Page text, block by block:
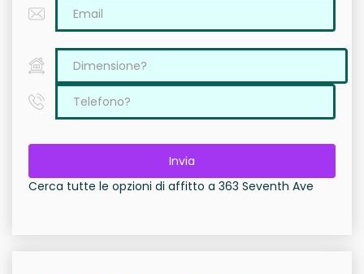
Invia
Cerca tutte le opzioni di affitto a 363 Seventh Ave